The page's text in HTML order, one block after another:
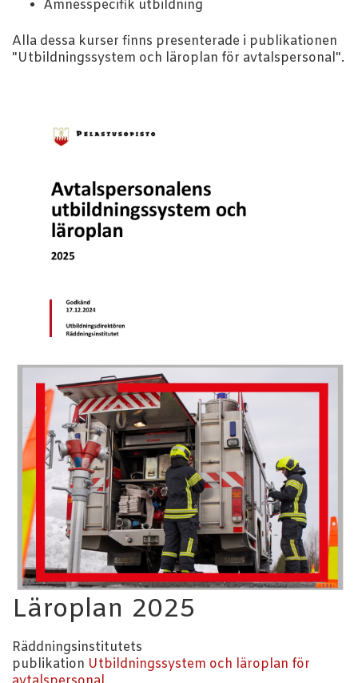
Ämnesspecifik utbildning
Alla dessa kurser finns presenterade i publikationen
"Utbildningssystem och läroplan för avtalspersonal".
Läroplan 2025
Räddningsinstitutets
publikation Utbildningssystem och läroplan för